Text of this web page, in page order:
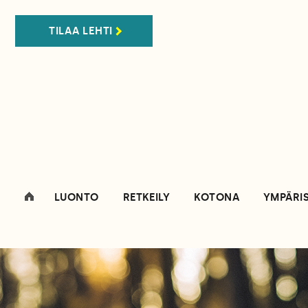
TILAA LEHTI
LUONTO RETKEILY KOTONA